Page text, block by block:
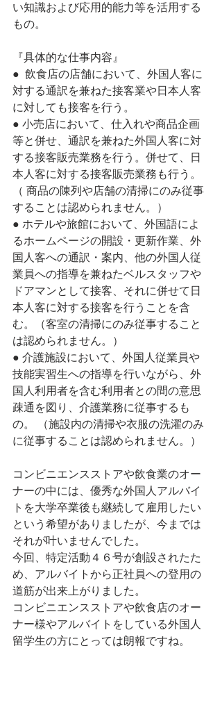
い知識および応用的能力等を活用する
もの。
『具体的な仕事内容』
●  飲食店の店舗において、外国人客に
対する通訳を兼ねた接客業や日本人客
に対しても接客を行う。
● 小売店において、仕入れや商品企画
等と併せ、通訳を兼ねた外国人客に対
する接客販売業務を行う。併せて、日
本人客に対する接客販売業務も行う。
（ 商品の陳列や店舗の清掃にのみ従事
することは認められません。）
● ホテルや旅館において、外国語によ
るホームページの開設・更新作業、外
国人客への通訳・案内、他の外国人従
業員への指導を兼ねたベルスタッフや
ドアマンとして接客、それに併せて日
本人客に対する接客を行うことを含
む。（客室の清掃にのみ従事すること
は認められません。）
● 介護施設において、外国人従業員や
技能実習生への指導を行いながら、外
国人利用者を含む利用者との間の意思
疎通を図り、介護業務に従事するも
の。 （施設内の清掃や衣服の洗濯のみ
に従事することは認められません。）
コンビニエンスストアや飲食業のオー
ナーの中には、優秀な外国人アルバイ
トを大学卒業後も継続して雇用したい
という希望がありましたが、今までは
それが叶いませんでした。
今回、特定活動４６号が創設されたた
め、アルバイトから正社員への登用の
道筋が出来上がりました。
コンビニエンスストアや飲食店のオー
ナー様やアルバイトをしている外国人
留学生の方にとっては朗報ですね。